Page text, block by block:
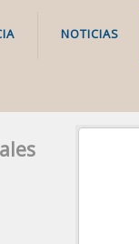
NOTICIAS